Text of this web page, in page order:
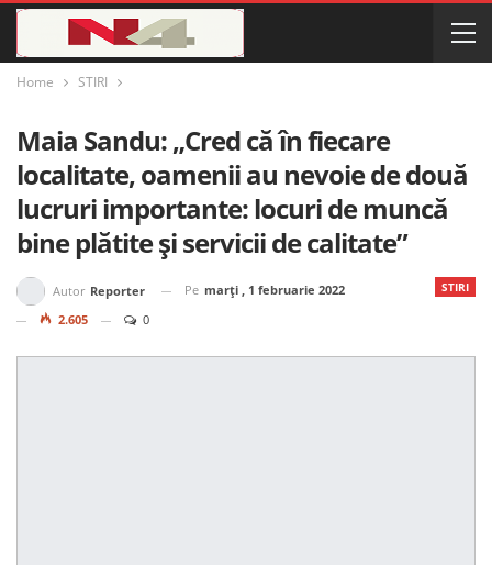
Home STIRI
Maia Sandu: „Cred că în fiecare
localitate, oamenii au nevoie de două
lucruri importante: locuri de muncă
bine plătite și servicii de calitate”
STIRI
Autor Reporter Pe marți , 1 februarie 2022
2.605
0